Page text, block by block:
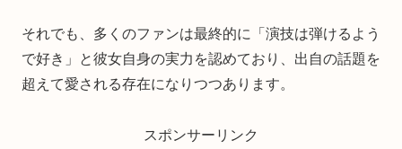
それでも、多くのファンは最終的に「演技は弾けるよう
で好き」と彼女自身の実力を認めており、出自の話題を
超えて愛される存在になりつつあります。
スポンサーリンク